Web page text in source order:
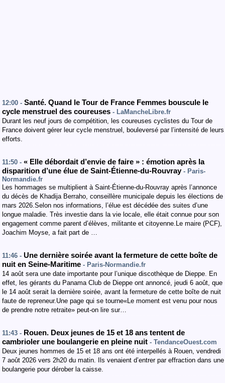
12:00 - Santé. Quand le Tour de France Femmes bouscule le
cycle menstruel des coureuses - LaMancheLibre.fr
Durant les neuf jours de compétition, les coureuses cyclistes du Tour de
France doivent gérer leur cycle menstruel, bouleversé par l’intensité de leurs
efforts.
11:50 - « Elle débordait d’envie de faire » : émotion après la
disparition d’une élue de Saint-Étienne-du-Rouvray - Paris-
Normandie.fr
Les hommages se multiplient à Saint-Étienne-du-Rouvray après l’annonce
du décès de Khadija Berraho, conseillère municipale depuis les élections de
mars 2026.Selon nos informations, l’élue est décédée des suites d’une
longue maladie. Très investie dans la vie locale, elle était connue pour son
engagement comme parent d’élèves, militante et citoyenne.Le maire (PCF),
Joachim Moyse, a fait part de …
11:46 - Une dernière soirée avant la fermeture de cette boîte de
nuit en Seine-Maritime - Paris-Normandie.fr
14 août sera une date importante pour l’unique discothèque de Dieppe. En
effet, les gérants du Panama Club de Dieppe ont annoncé, jeudi 6 août, que
le 14 août serait la dernière soirée, avant la fermeture de cette boîte de nuit
faute de repreneur.Une page qui se tourne«Le moment est venu pour nous
de prendre notre retraite» peut-on lire sur…
11:43 - Rouen. Deux jeunes de 15 et 18 ans tentent de
cambrioler une boulangerie en pleine nuit - TendanceOuest.com
Deux jeunes hommes de 15 et 18 ans ont été interpellés à Rouen, vendredi
7 août 2026 vers 2h20 du matin. Ils venaient d’entrer par effraction dans une
boulangerie pour dérober la caisse.